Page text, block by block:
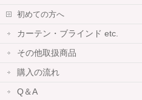
初めての方へ
カーテン・ブラインド etc.
その他取扱商品
購入の流れ
Q＆A